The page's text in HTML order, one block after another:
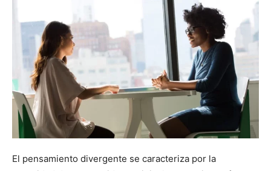
El pensamiento divergente se caracteriza por la